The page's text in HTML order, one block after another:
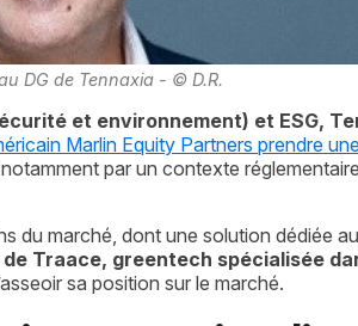
DG de Tennaxia - © D.R.
et environnement) et ESG,
Marlin Equity Partners prendre
par un contexte
du marché, dont une solution dédiée
Traace, greentech spécialisée
sa position sur le marché.